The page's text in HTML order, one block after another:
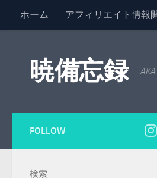
コンテンツへスキップ
ホーム アフィリエイト情報
暁備忘録
FOLLOW
検索